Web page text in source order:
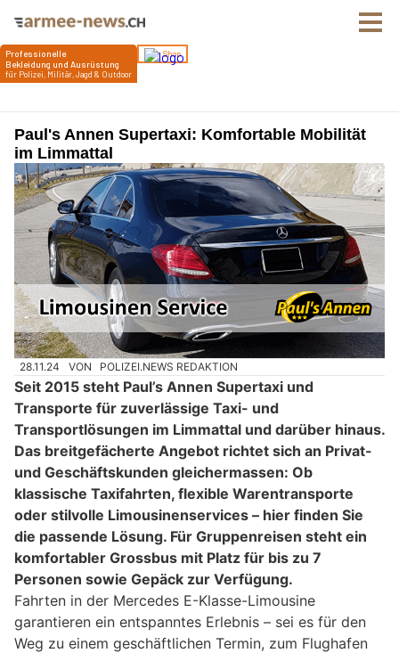
Paul's Annen Supertaxi: Komfortable Mobilität
im Limmattal
28.11.24 VON POLIZEI.NEWS REDAKTION
Seit 2015 steht Paul’s Annen Supertaxi und
Transporte für zuverlässige Taxi- und
Transportlösungen im Limmattal und darüber hinaus.
Das breitgefächerte Angebot richtet sich an Privat-
und Geschäftskunden gleichermassen: Ob
klassische Taxifahrten, flexible Warentransporte
oder stilvolle Limousinenservices – hier finden Sie
die passende Lösung. Für Gruppenreisen steht ein
komfortabler Grossbus mit Platz für bis zu 7
Personen sowie Gepäck zur Verfügung.
Fahrten in der Mercedes E-Klasse-Limousine
garantieren ein entspanntes Erlebnis – sei es für den
Weg zu einem geschäftlichen Termin, zum Flughafen